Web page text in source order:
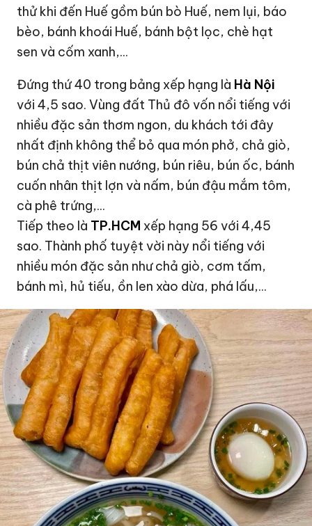
thử khi đến Huế gồm bún bò Huế, nem lụi, báo
bèo, bánh khoái Huế, bánh bột lọc, chè hạt
sen và cốm xanh,...
Đứng thứ 40 trong bảng xếp hạng là Hà Nội
với 4,5 sao. Vùng đất Thủ đô vốn nổi tiếng với
nhiều đặc sản thơm ngon, du khách tới đây
nhất định không thể bỏ qua món phở, chả giò,
bún chả thịt viên nướng, bún riêu, bún ốc, bánh
cuốn nhân thịt lợn và nấm, bún đậu mắm tôm,
cà phê trứng,...
Tiếp theo là TP.HCM xếp hạng 56 với 4,45
sao. Thành phố tuyệt vời này nổi tiếng với
nhiều món đặc sản như chả giò, cơm tấm,
bánh mì, hủ tiếu, ồn len xào dừa, phá lấu,...